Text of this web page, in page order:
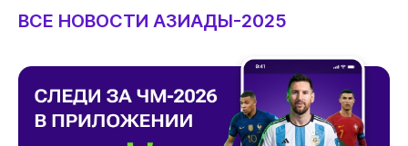
ВСЕ НОВОСТИ АЗИАДЫ-2025